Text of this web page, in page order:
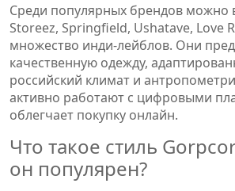
Среди популярных брендов можно
Storeez, Springfield, Ushatave, Love
множество инди-лейблов. Они
качественную одежду,
российский климат и
активно работают с цифровыми
облегчает покупку онлайн.
Что такое стиль
он популярен?